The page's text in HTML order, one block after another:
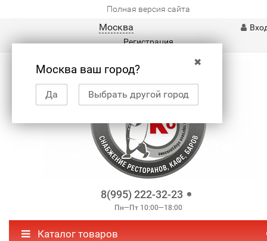
Полная версия сайта
Москва
✖
Москва ваш город?
Да Выбрать другой город
Регистрация
8(995) 222-32-23
Пн—Пт 10:00—18:00
Каталог товаров